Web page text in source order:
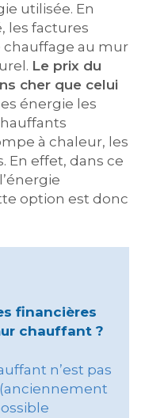
utilisée. En
les factures
chauffage au mur
Le prix du
cher que celui
énergie les
à chaleur, les
En effet, dans ce
option est donc
financières
chauffant ?
n’est pas
(anciennement